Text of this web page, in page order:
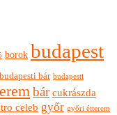
borok budapest
budapesti bár budapesti
bár cukrászda
celeb győr győri étterem